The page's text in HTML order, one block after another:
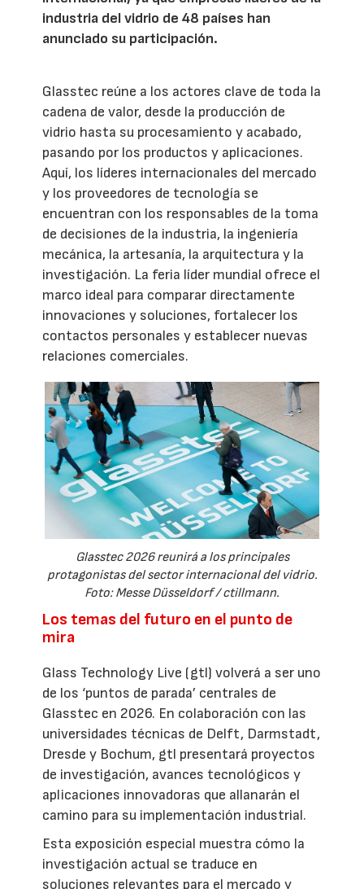
industria del vidrio de 48 países han
anunciado su participación.
Glasstec reúne a los actores clave de toda la
cadena de valor, desde la producción de
vidrio hasta su procesamiento y acabado,
pasando por los productos y aplicaciones.
Aquí, los líderes internacionales del mercado
y los proveedores de tecnología se
encuentran con los responsables de la toma
de decisiones de la industria, la ingeniería
mecánica, la artesanía, la arquitectura y la
investigación. La feria líder mundial ofrece el
marco ideal para comparar directamente
innovaciones y soluciones, fortalecer los
contactos personales y establecer nuevas
relaciones comerciales.
Glasstec 2026 reunirá a los principales
protagonistas del sector internacional del vidrio.
Foto: Messe Düsseldorf / ctillmann.
Los temas del futuro en el punto de
mira
Glass Technology Live (gtl) volverá a ser uno
de los ‘puntos de parada’ centrales de
Glasstec en 2026. En colaboración con las
universidades técnicas de Delft, Darmstadt,
Dresde y Bochum, gtl presentará proyectos
de investigación, avances tecnológicos y
aplicaciones innovadoras que allanarán el
camino para su implementación industrial.
Esta exposición especial muestra cómo la
investigación actual se traduce en
soluciones relevantes para el mercado y